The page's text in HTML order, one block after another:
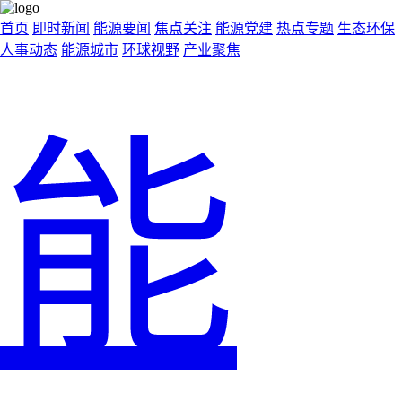
首页 即时新闻 能源要闻 焦点关注 能源党建 热点专题 生态环保
人事动态 能源城市 环球视野 产业聚焦
能